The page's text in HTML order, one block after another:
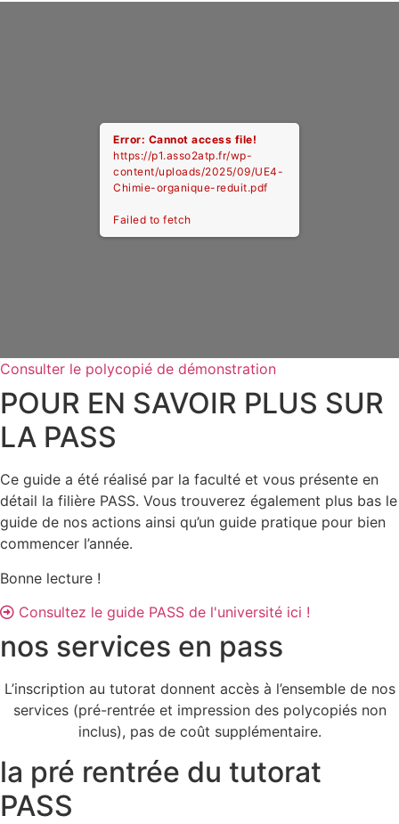
Error: Cannot access file!
https://p1.asso2atp.fr/wp-
content/uploads/2025/09/UE4-
Chimie-organique-reduit.pdf
Failed to fetch
Consulter le polycopié de démonstration
POUR EN SAVOIR PLUS SUR
LA PASS
Ce guide a été réalisé par la faculté et vous présente en
détail la filière PASS. Vous trouverez également plus bas le
guide de nos actions ainsi qu’un guide pratique pour bien
commencer l’année.
Bonne lecture !
Consultez le guide PASS de l'université ici !
nos services en pass
L’inscription au tutorat donnent accès à l’ensemble de nos
services (pré-rentrée et impression des polycopiés non
inclus), pas de coût supplémentaire.
la pré rentrée du tutorat
PASS